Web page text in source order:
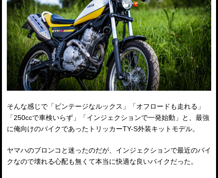
そんな感じで「ビンテージなルックス」「オフロードも走れる」
「250ccで車検いらず」「インジェクションで一発始動」と、最強
に俺向けのバイクであったトリッカーTY-S外装キットモデル。
ヤマハのブロンコと迷ったのだが、インジェクションで最近のバイ
クなので壊れる心配も無くて本当に快適な良いバイクだった。